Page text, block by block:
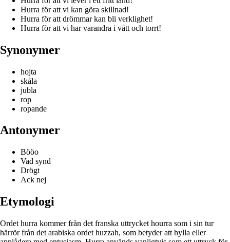
Hurra för att vi kan göra skillnad!
Hurra för att drömmar kan bli verklighet!
Hurra för att vi har varandra i vått och torrt!
Synonymer
hojta
skåla
jubla
rop
ropande
Antonymer
Bööo
Vad synd
Drögt
Ack nej
Etymologi
Ordet hurra kommer från det franska uttrycket hourra som i sin tur
härrör från det arabiska ordet huzzah, som betyder att hylla eller